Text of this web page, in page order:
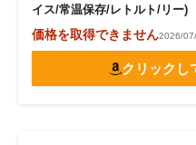
イス/常温保存/レトルト/リー)
価格を取得できません2026/
クリックし